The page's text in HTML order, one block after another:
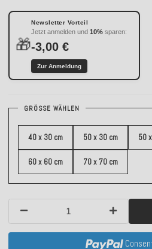
🎁
Newsletter Vorteil
Jetzt anmelden und 10% sparen:
-3,00 €
Zur Anmeldung
GRÖSSE WÄHLEN
40 x 30 cm 50 x 30 cm 50
60 x 60 cm 70 x 70 cm